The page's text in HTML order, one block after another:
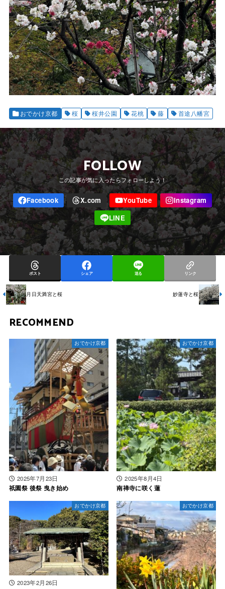
おでかけ京都 桜 桜井公園 花桃 藤 首途八幡宮
FOLLOW
ポスト シェア 送る リンク
月日天満宮と桜 妙蓮寺と桜
RECOMMEND
おでかけ京都
2025年7月23日
祇園祭 後祭 曳き始め
おでかけ京都
2025年8月4日
南禅寺に咲く蓮
おでかけ京都
2023年2月26日
おでかけ京都